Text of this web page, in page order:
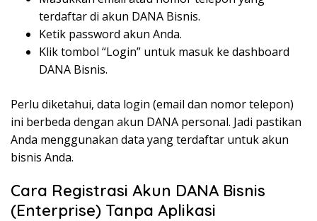
terdaftardi akun DANA Bisnis.
Ketik password akun Anda.
Kliktombol “Login” untuk masuk ke dashboard
DANA Bisnis.
Perlu diketahui, data login (email dan nomortelepon)
ini berbeda dengan akun DANA personal. Jadi pastikan
Anda menggunakan data yangterdaftar untukakun
bisnis Anda.
Cara Registrasi Akun DANA Bisnis
(Enterprise) Tanpa Aplikasi